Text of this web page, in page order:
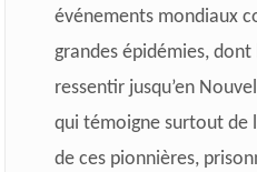
événements mondiaux
grandes épidémies,
ressentir jusqu’en
qui témoigne surtout de
de ces pionnières,